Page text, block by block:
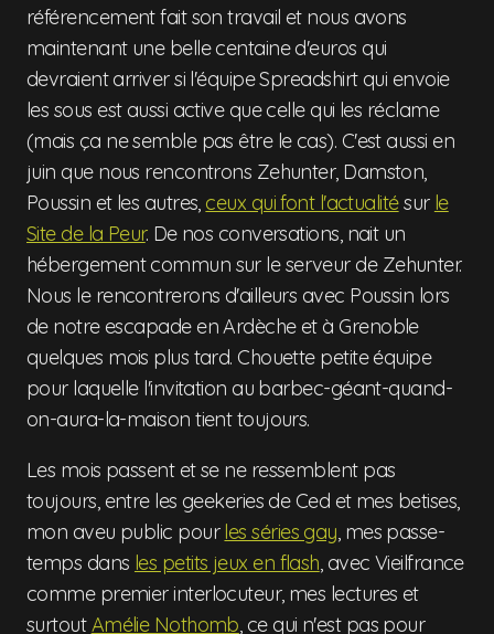
référencement fait son travail et nous avons
maintenant une belle centaine d'euros qui
devraient arriver si l'équipe Spreadshirt qui envoie
les sous est aussi active que celle qui les réclame
(mais ça ne semble pas être le cas). C'est aussi en
juin que nous rencontrons Zehunter, Damston,
Poussin et les autres, ceux qui font l'actualitésur le
Site de la Peur. De nos conversations, nait un
hébergement commun sur le serveur de Zehunter.
Nous le rencontrerons d'ailleurs avec Poussin lors
de notre escapade en Ardèche et à Grenoble
quelques mois plus tard. Chouette petite équipe
pour laquelle l'invitation au barbec-géant-quand-
on-aura-la-maison tient toujours.
Les mois passent et se ne ressemblent pas
toujours, entre les geekeries de Ced et mes betises,
mon aveu public pour les séries gay, mes passe-
temps dans les petits jeux en flash, avec Vieilfrance
comme premier interlocuteur, mes lectures et
surtoutAmélie Nothomb, ce qui n'est pas pour